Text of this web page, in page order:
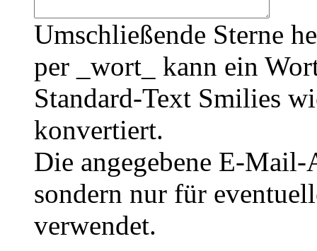
Umschließende Sterne
per _wort_ kann ein
Standard-Text Smilies
konvertiert.
Die angegebene E-
sondern nur für
verwendet.